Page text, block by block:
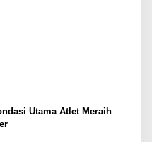
Utama Atlet Meraih